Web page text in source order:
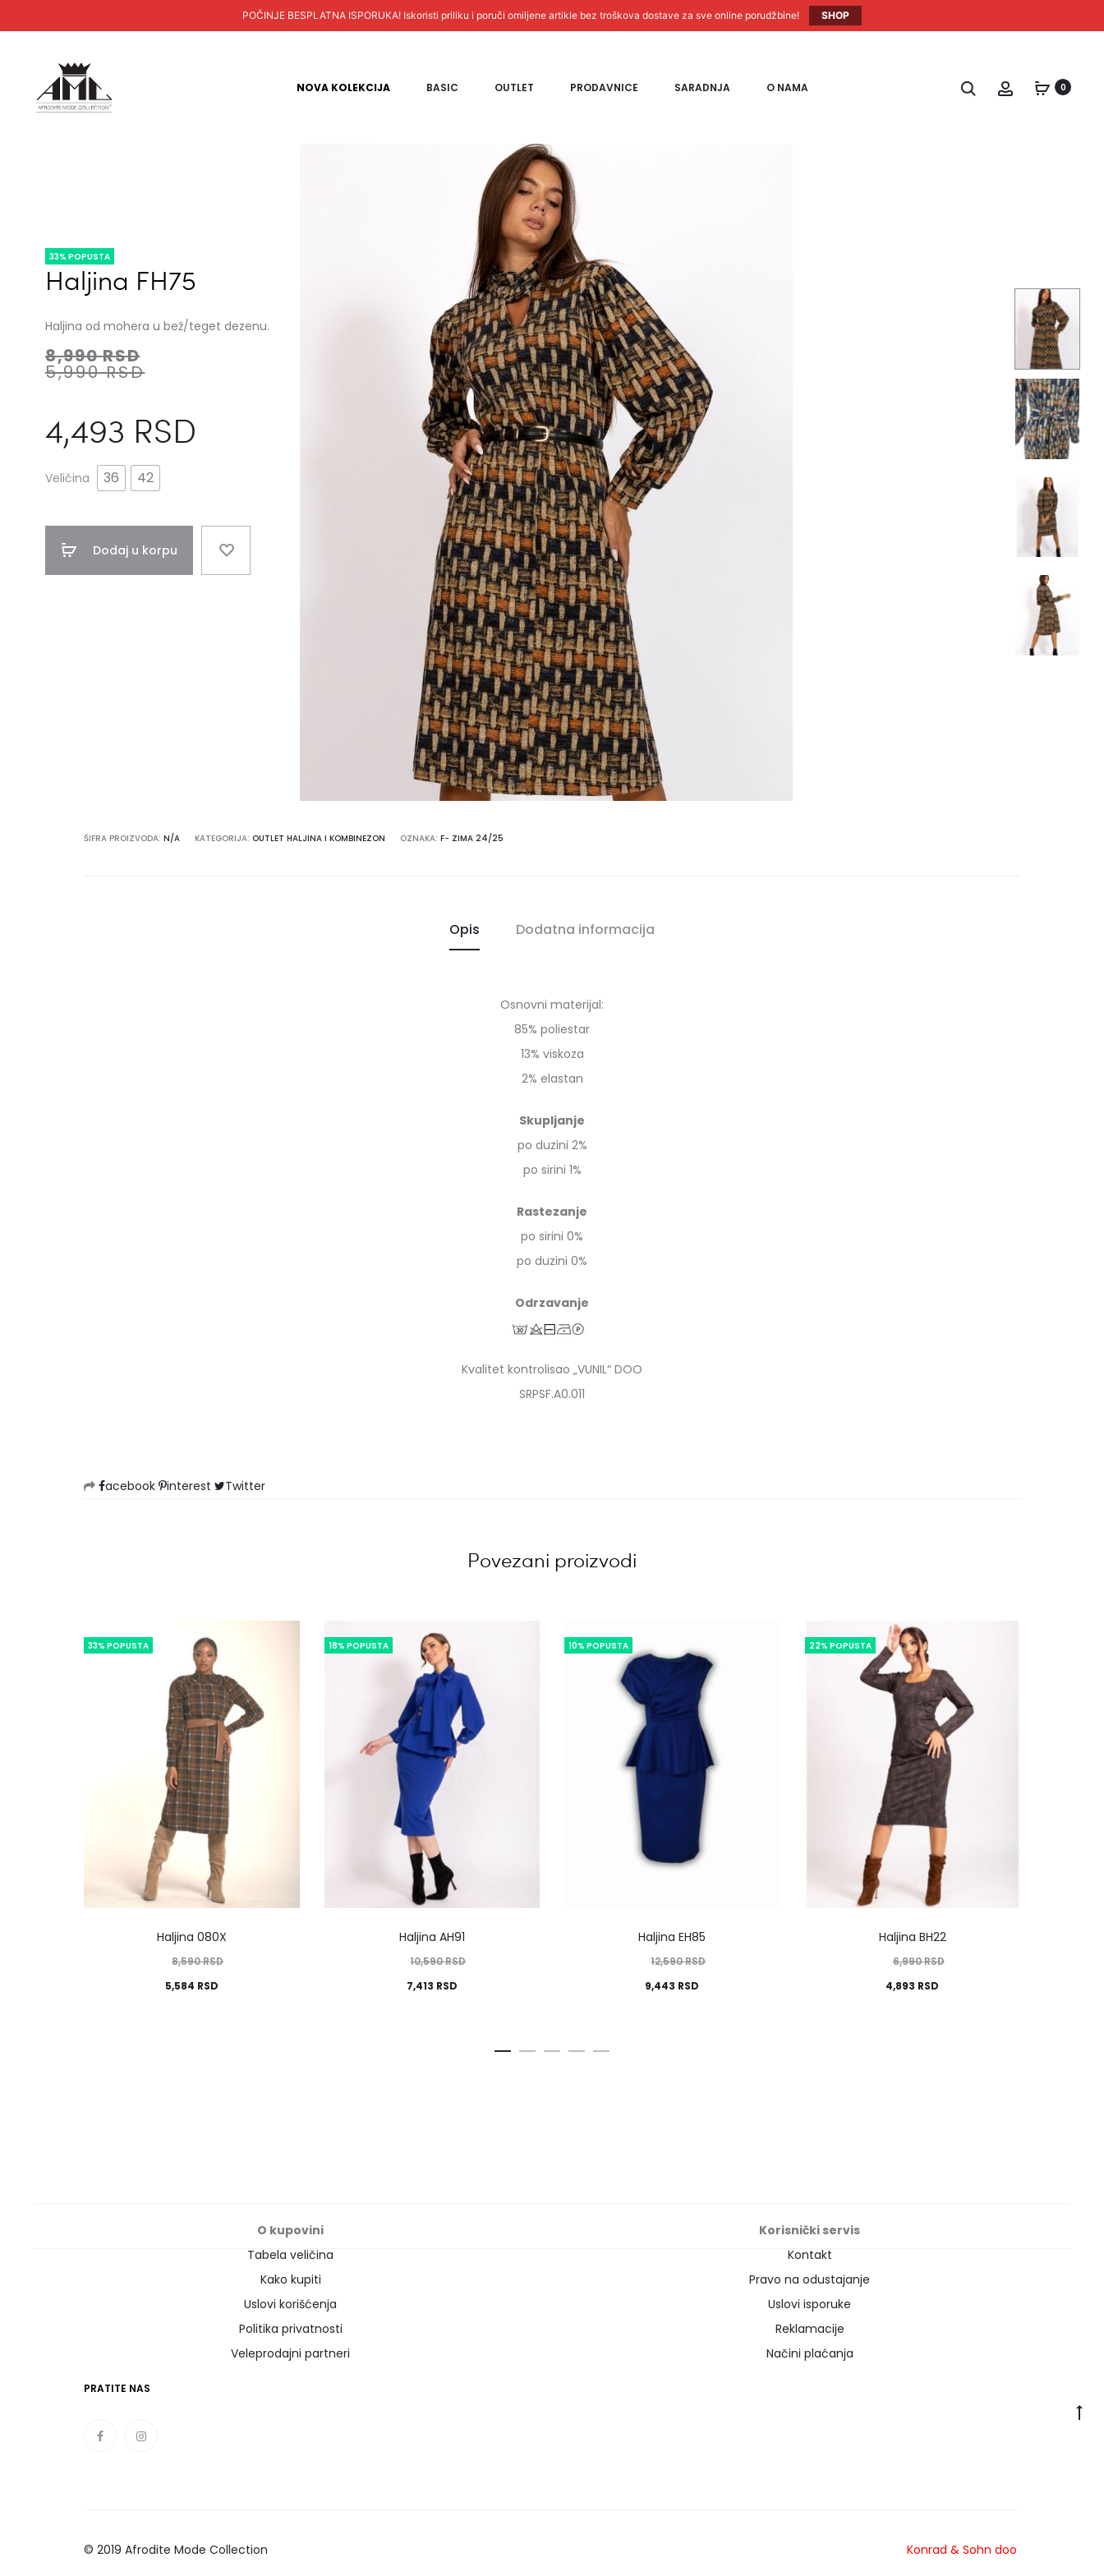
POČINJE BESPLATNA ISPORUKA! Iskoristi priliku i poruči omiljene artikle bez troškova dostave za sve online porudžbine! SHOP
NOVA KOLEKCIJA BASIC OUTLET PRODAVNICE SARADNJA O NAMA 0
33% POPUSTA
Haljina FH75
Haljina od mohera u bež/teget dezenu.
8,990RSD
5,990RSD
4,493 RSD
Veličina 36 42
Dodaj u korpu
ŠIFRA PROIZVODA: N/A KATEGORIJA: OUTLET HALJINA I KOMBINEZON OZNAKA: F- ZIMA 24/25
Opis Dodatna informacija
Osnovni materijal:
85% poliestar
13% viskoza
2% elastan
Skupljanje
po duzini 2%
po sirini 1%
Rastezanje
po sirini 0%
po duzini 0%
Odrzavanje
Kvalitet kontrolisao „VUNIL“ DOO
SRPSF.A0.011
acebook interest Twitter
Povezani proizvodi
33% POPUSTA
Haljina 080X
8,590RSD
5,584 RSD
18% POPUSTA
Haljina AH91
10,590RSD
7,413 RSD
10% POPUSTA
Haljina EH85
12,590RSD
9,443 RSD
22% POPUSTA
Haljina BH22
6,990RSD
4,893 RSD
O kupovini
Korisnički servis
Tabela veličina
Kontakt
Kako kupiti
Pravo na odustajanje
Uslovi korišćenja
Uslovi isporuke
Politika privatnosti
Reklamacije
Veleprodajni partneri
Načini plaćanja
PRATITE NAS
© 2019 Afrodite Mode Collection Konrad & Sohn doo